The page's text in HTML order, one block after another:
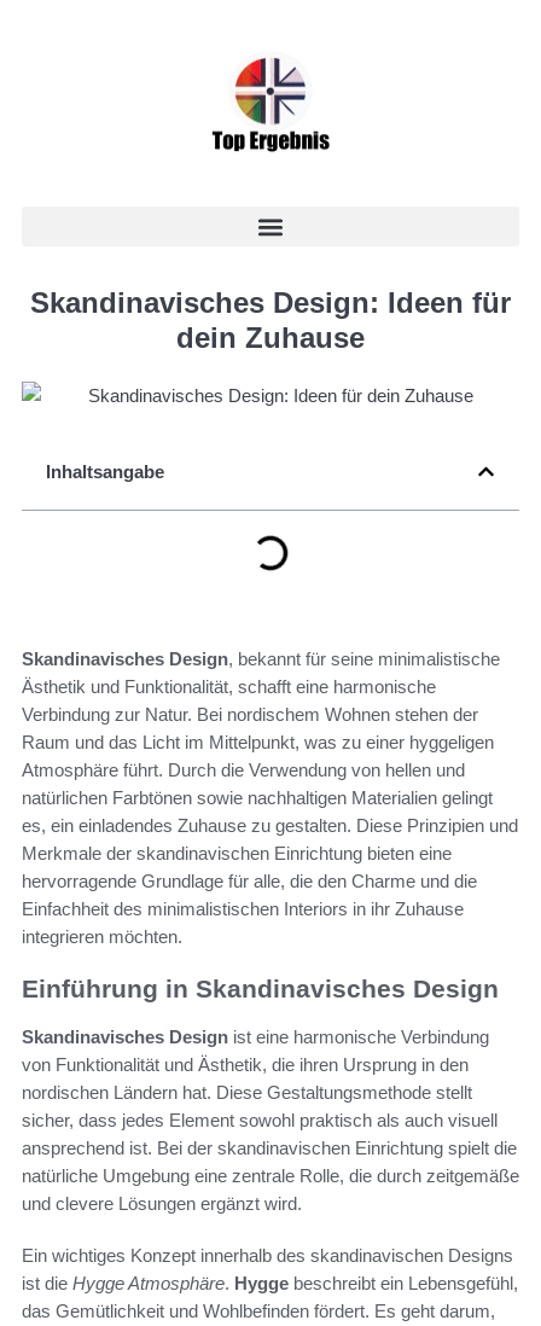
Skandinavisches Design: Ideen für
dein Zuhause
Inhaltsangabe
Skandinavisches Design, bekannt für seine minimalistische
Ästhetik und Funktionalität, schafft eine harmonische
Verbindung zur Natur. Bei nordischem Wohnen stehen der
Raum und das Licht im Mittelpunkt, was zu einer hyggeligen
Atmosphäre führt. Durch die Verwendung von hellen und
natürlichen Farbtönen sowie nachhaltigen Materialien gelingt
es, ein einladendes Zuhause zu gestalten. Diese Prinzipien und
Merkmale der skandinavischen Einrichtung bieten eine
hervorragende Grundlage für alle, die den Charme und die
Einfachheit des minimalistischen Interiors in ihr Zuhause
integrieren möchten.
Einführung in Skandinavisches Design
Skandinavisches Design ist eine harmonische Verbindung
von Funktionalität und Ästhetik, die ihren Ursprung in den
nordischen Ländern hat. Diese Gestaltungsmethode stellt
sicher, dass jedes Element sowohl praktisch als auch visuell
ansprechend ist. Bei der skandinavischen Einrichtung spielt die
natürliche Umgebung eine zentrale Rolle, die durch zeitgemäße
und clevere Lösungen ergänzt wird.
Ein wichtiges Konzept innerhalb des skandinavischen Designs
ist die Hygge Atmosphäre. Hygge beschreibt ein Lebensgefühl,
das Gemütlichkeit und Wohlbefinden fördert. Es geht darum,